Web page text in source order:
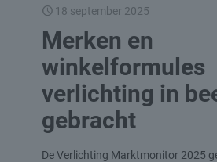
18 september 2025
Merken en
winkelformules
verlichting in
gebracht
De Verlichting Marktmonitor 2025